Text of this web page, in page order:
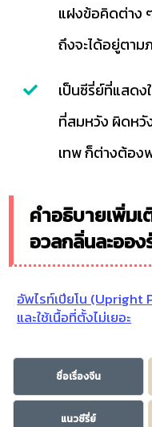
แฝงข้อคิดต่าง
ถึงจะได้อยู่ตาม
เป็นซีรี่ย์ที่แสด
ที่สมหวัง ผิดหวั
เทพ ก็ต่างต้อง
คำอธิบายเพิ่ม
อวลกลิ่นละออ
อัพไรท์เปียโน (Upright
และใช้เนื้อที่ตั้งไม่เยอะ
ชื่อเรื่องจีน
แนวซีรี่ย์